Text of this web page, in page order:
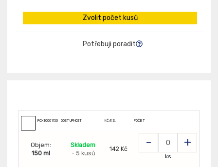
Zvolit počet kusů
Potřebuji poradit
FOX100011509 DOSTUPNOST KČ/KS: POČET
Objem:
150 ml
Skladem
- 5 kusů
142 Kč - +
ks